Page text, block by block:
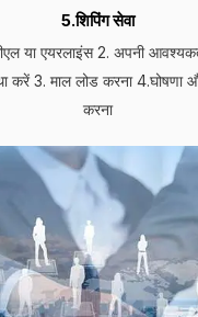
5.शिपिंग सेवा
या एयरलाइंस 2. अपनी
करें 3. माल लोड करना 4.घोषणा
करना